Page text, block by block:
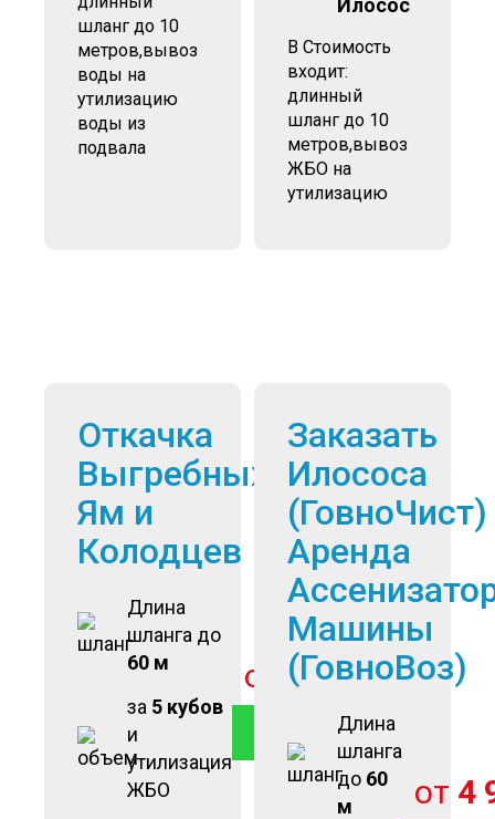
шланг до 10
метров,вывоз
воды на
утилизацию
воды из
подвала
Илосос
В Стоимость
входит:
длинный
шланг до 10
метров,вывоз
ЖБО на
утилизацию
Откачка
Выгребных
Ям и
Колодцев
Длина
шланга до
60 м
за 5 кубов
и
утилизация
ЖБО
от 2 900руб
ВЫЗОВ ОТКАЧКИ
Заказать
Илососа
(ГовноЧист)
Аренда
Машины
(ГовноВоз)
Длина
шланга
до 60
м
от 4